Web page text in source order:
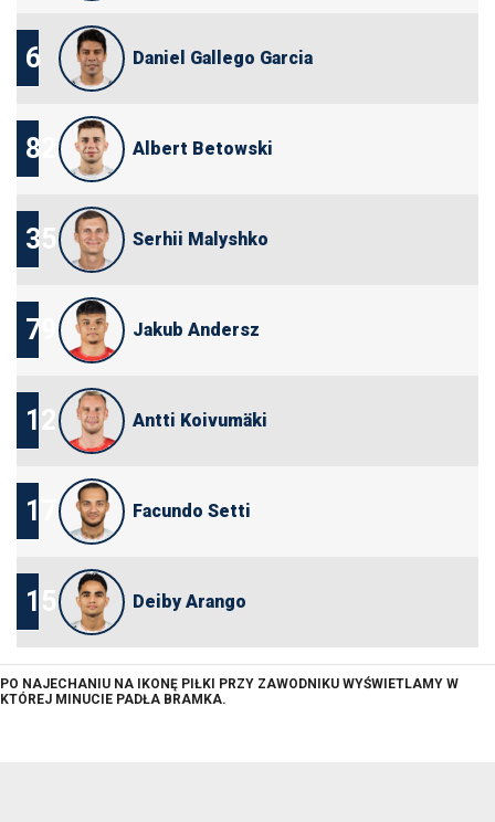
6 Daniel Gallego Garcia
82 Albert Betowski
35 Serhii Malyshko
79 Jakub Andersz
12 Antti Koivumäki
17 Facundo Setti
15 Deiby Arango
PO NAJECHANIU NA IKONĘ PIŁKI PRZY ZAWODNIKU WYŚWIETLAMY W
KTÓREJ MINUCIE PADŁA BRAMKA.